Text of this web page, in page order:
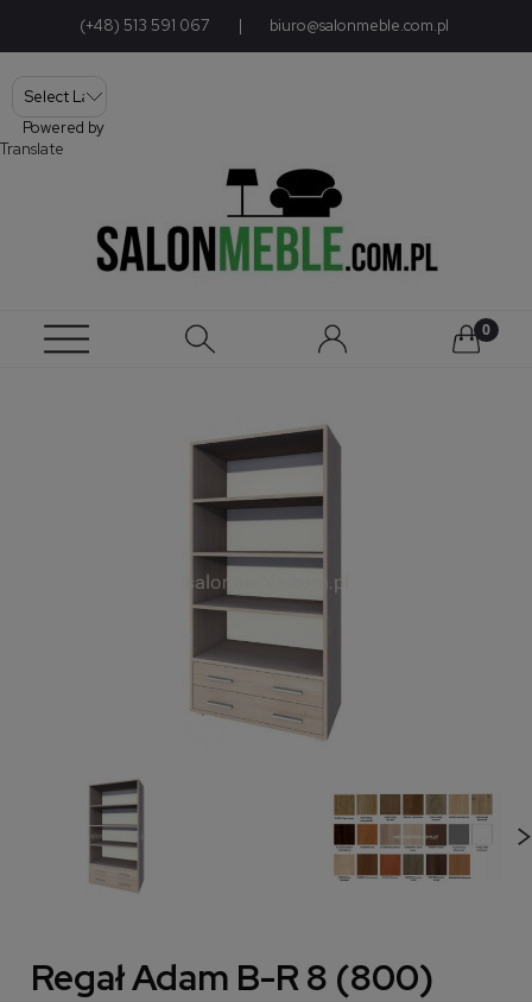
(+48) 513 591 067 | biuro@salonmeble.com.pl
Powered by
Translate
Regał Adam B-R 8 (800)